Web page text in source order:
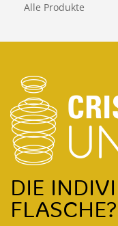
Alle Produkte
DIE
FLASCHE?